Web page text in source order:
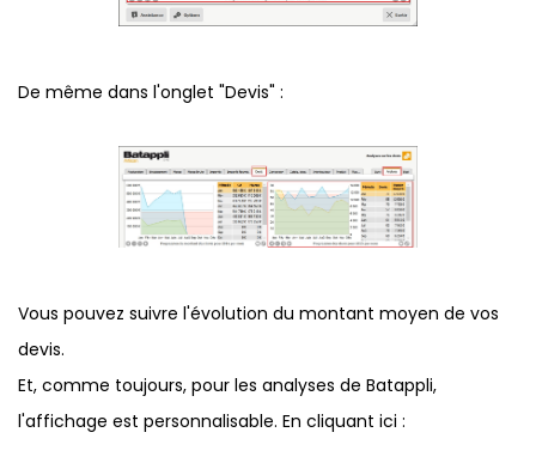
De même dans l'onglet "Devis" :
Vous pouvez suivre l'évolution du montant moyen de vos
devis.
Et, comme toujours, pour les analyses de Batappli,
l'affichage est personnalisable. En cliquant ici :